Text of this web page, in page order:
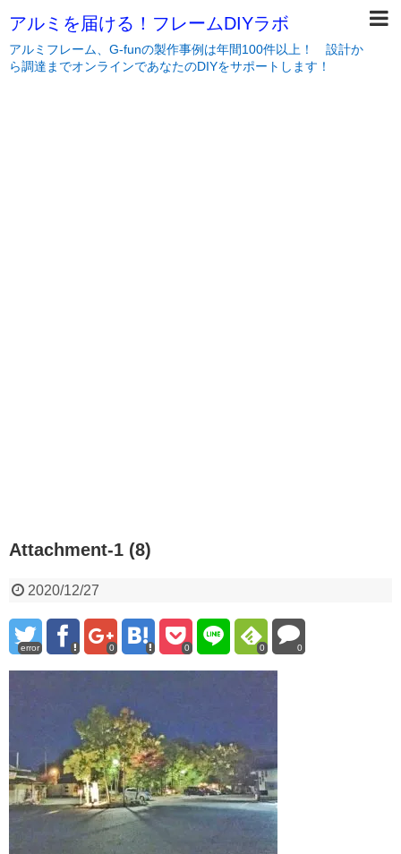
アルミを届ける！フレームDIYラボ
アルミフレーム、G-funの製作事例は年間100件以上！ 設計か
ら調達までオンラインであなたのDIYをサポートします！
Attachment-1 (8)
2020/12/27
error 0 0 0 0